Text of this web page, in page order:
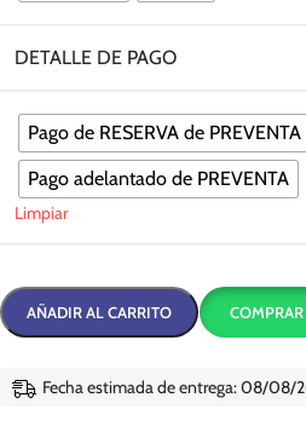
DETALLE DE PAGO
Pago de RESERVA de PREVENTA
Pago adelantado de PREVENTA
Limpiar
AÑADIR AL CARRITO
Fecha estimada de entrega: 08/